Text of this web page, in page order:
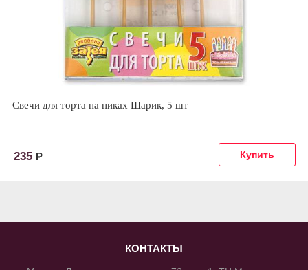
Свечи для торта на пиках Шарик, 5 шт
235 Р
КОНТАКТЫ